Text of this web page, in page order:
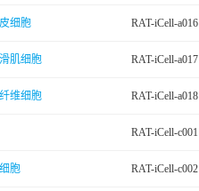
细胞 RAT-iCell-a016
肌细胞 RAT-iCell-a017
维细胞 RAT-iCell-a018
RAT-iCell-c001
胞 RAT-iCell-c002